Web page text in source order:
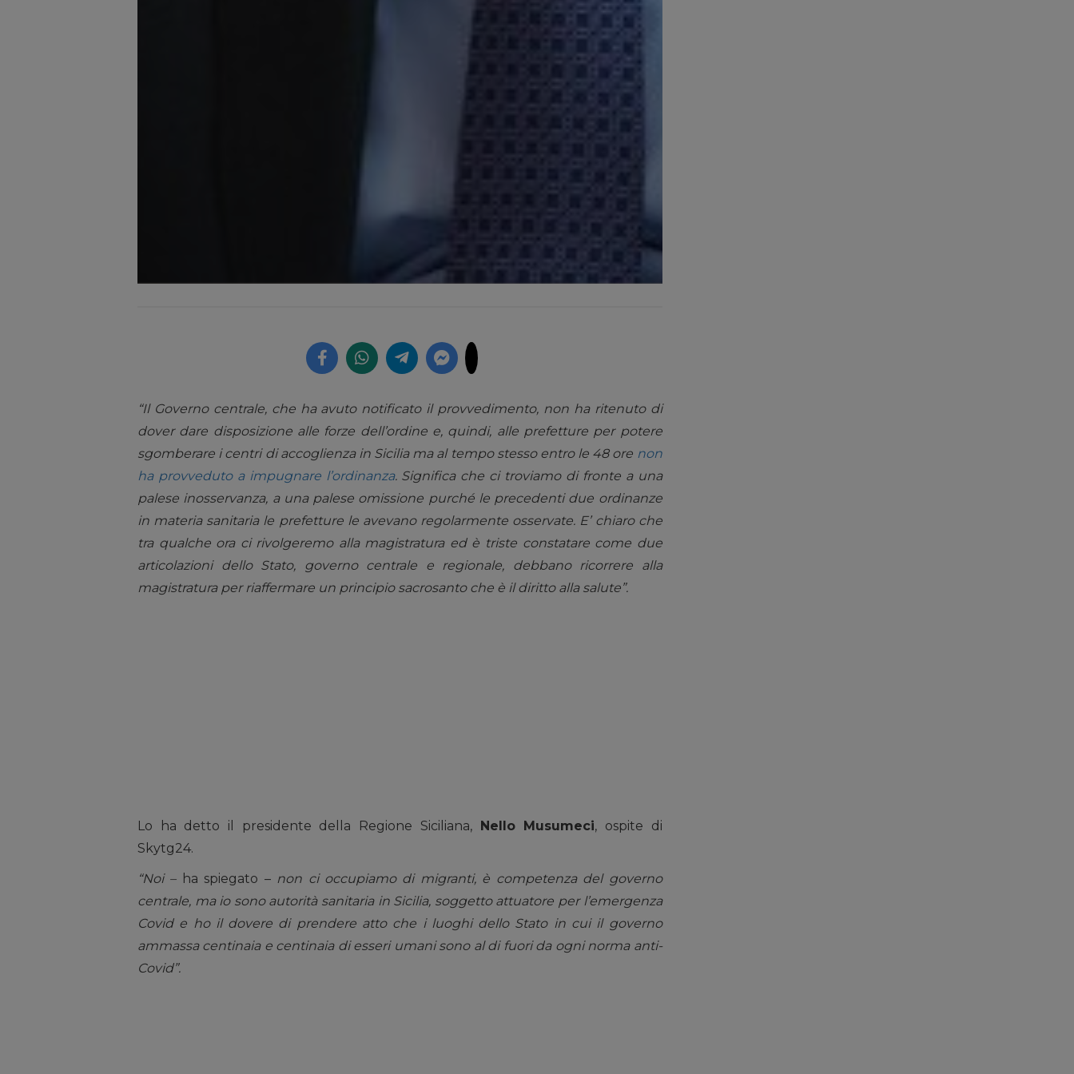
“Il Governo centrale, che ha avuto notificato il provvedimento, non ha ritenuto di
dover dare disposizione alle forze dell’ordine e, quindi, alle prefetture per potere
sgomberare i centri di accoglienza in Sicilia ma al tempo stesso entro le 48 ore non
ha provveduto a impugnare l’ordinanza. Significa che ci troviamo di fronte a una
palese inosservanza, a una palese omissione purché le precedenti due ordinanze
in materia sanitaria le prefetture le avevano regolarmente osservate. E’ chiaro che
tra qualche ora ci rivolgeremo alla magistratura ed è triste constatare come due
articolazioni dello Stato, governo centrale e regionale, debbano ricorrere alla
magistratura per riaffermare un principio sacrosanto che è il diritto alla salute”.
Lo ha detto il presidente della Regione Siciliana, Nello Musumeci, ospite di
Skytg24.
“Noi –ha spiegato –non ci occupiamo di migranti, è competenza del governo
centrale, ma io sono autorità sanitaria in Sicilia, soggetto attuatore per l’emergenza
Covid e ho il dovere di prendere atto che i luoghi dello Stato in cui il governo
ammassa centinaia e centinaia di esseri umani sono al di fuori da ogni norma anti-
Covid”.